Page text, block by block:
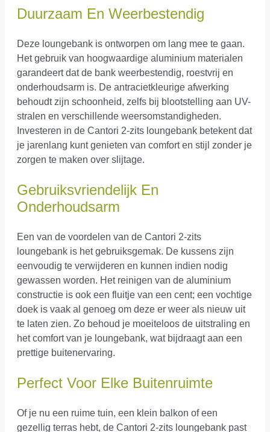
Duurzaam En Weerbestendig
Deze loungebank is ontworpen om lang mee te gaan.
Het gebruik van hoogwaardige aluminium materialen
garandeert dat de bank weerbestendig, roestvrij en
onderhoudsarm is. De antracietkleurige afwerking
behoudt zijn schoonheid, zelfs bij blootstelling aan UV-
stralen en verschillende weersomstandigheden.
Investeren in de Cantori 2-zits loungebank betekent dat
je jarenlang kunt genieten van comfort en stijl zonder je
zorgen te maken over slijtage.
Gebruiksvriendelijk En
Onderhoudsarm
Een van de voordelen van de Cantori 2-zits
loungebank is het gebruiksgemak. De kussens zijn
eenvoudig te verwijderen en kunnen indien nodig
gewassen worden. Het reinigen van de aluminium
constructie is ook een fluitje van een cent; een vochtige
doek is vaak al genoeg om deze er weer als nieuw uit
te laten zien. Zo behoud je moeiteloos de uitstraling en
het comfort van je loungebank, wat bijdraagt aan een
prettige buitenervaring.
Perfect Voor Elke Buitenruimte
Of je nu een ruime tuin, een klein balkon of een
gezellig terras hebt, de Cantori 2-zits loungebank past